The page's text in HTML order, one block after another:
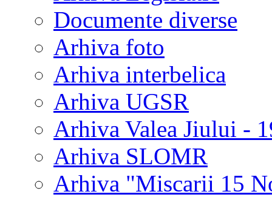
Documente diverse
Arhiva foto
Arhiva interbelica
Arhiva UGSR
Arhiva Valea Jiului -
Arhiva SLOMR
Arhiva "Miscarii 15